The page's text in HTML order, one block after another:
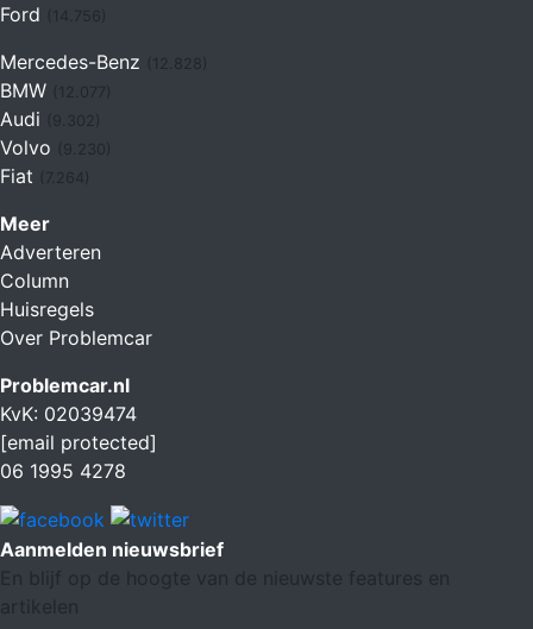
Ford (14.756)
Mercedes-Benz
BMW
Audi
Volvo
Fiat (7.264)
Meer
Adverteren
Column
Huisregels
Over Problemcar
Problemcar.nl
KvK: 02039474
[email protected]
06 1995 4278
Aanmelden nieuwsbrief
En blijf op de hoogte van de nieuwste features en
artikelen